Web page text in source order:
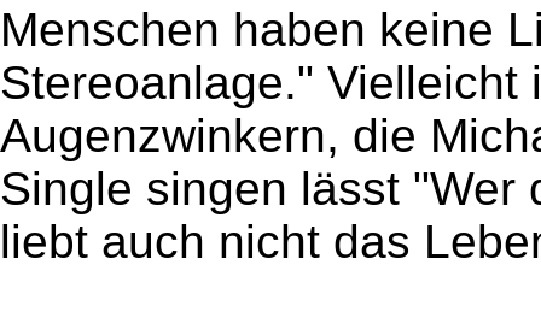
Menschen haben keine
Stereoanlage." Vielleicht
Augenzwinkern, die
Single singen lässt "Wer
liebt auch nicht das